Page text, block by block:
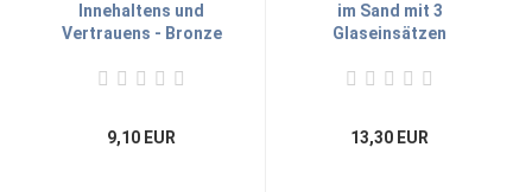
Innehaltens und
Vertrauens - Bronze
9,10 EUR
im Sand mit 3
Glaseinsätzen
13,30 EUR